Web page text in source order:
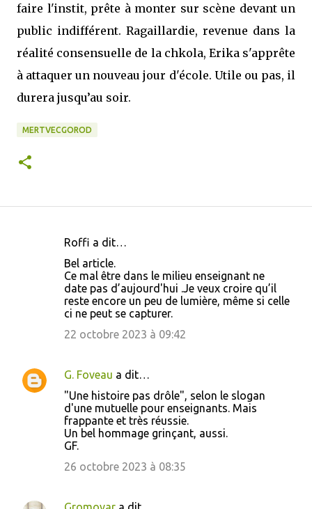
faire l'instit, prête à monter sur scène devant un
public indifférent. Ragaillardie, revenue dans la
réalité consensuelle de la chkola, Erika s'apprête
à attaquer un nouveau jour d'école. Utile ou pas, il
durera jusqu’au soir.
MERTVECGOROD
t
a
Roffi a dit…
Bel article.
Ce mal être dans le milieu enseignant ne
date pas d’aujourd'hui .Je veux croire qu’il
reste encore un peu de lumière, même si celle
ci ne peut se capturer.
22 octobre 2023 à 09:42
G. Foveau a dit…
"Une histoire pas drôle", selon le slogan
d'une mutuelle pour enseignants. Mais
frappante et très réussie.
Un bel hommage grinçant, aussi.
GF.
26 octobre 2023 à 08:35